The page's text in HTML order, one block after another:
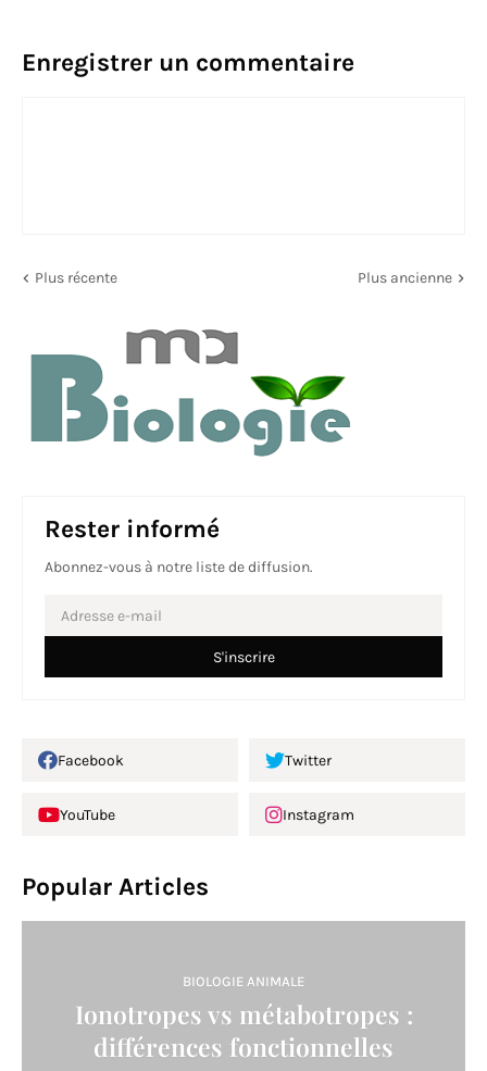
Enregistrer un commentaire
Plus récente Plus ancienne
Rester informé
Abonnez-vous à notre liste de diffusion.
Facebook Twitter
YouTube Instagram
Popular Articles
BIOLOGIE ANIMALE
Ionotropes vs métabotropes :
différences fonctionnelles